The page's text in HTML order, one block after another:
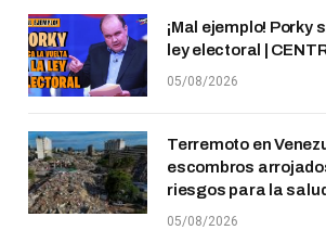
¡Mal ejemplo! Porky
ley electoral |
05/08/2026
Terremoto en
escombros
riesgos para la
05/08/2026